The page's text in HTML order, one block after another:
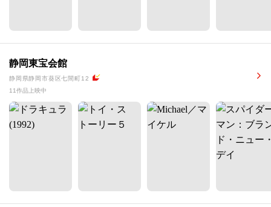
静岡東宝会館
静岡県静岡市葵区七間町12
11作品上映中